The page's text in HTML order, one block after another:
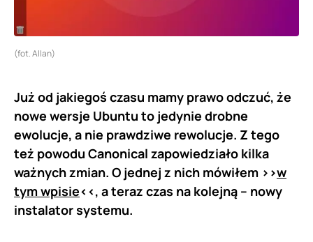
(fot. Allan)
Już od jakiegoś czasu mamy prawo odczuć, że
nowe wersje Ubuntu to jedynie drobne
ewolucje, a nie prawdziwe rewolucje. Z tego
też powodu Canonical zapowiedziało kilka
ważnych zmian. O jednej z nich mówiłem >>w
tym wpisie<<, a teraz czas na kolejną – nowy
instalator systemu.